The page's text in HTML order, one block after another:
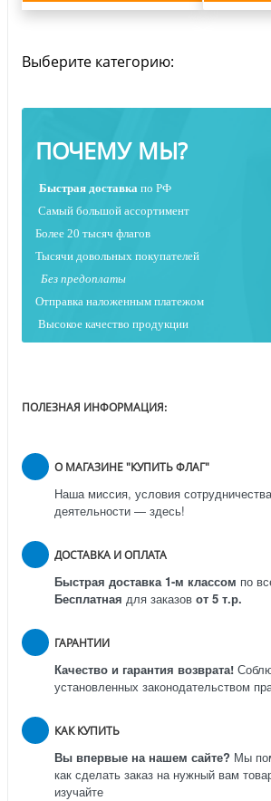
Выберите категорию:
ПОЧЕМУ МЫ?
Быстрая доставка по РФ
Самый большой ассортимент
Более 20 тысяч флагов
Тысячи довольных покупателей
Без предоплаты
Отправка наложенным платежом
Высокое качество продукции
ПОЛЕЗНАЯ ИНФОРМАЦИЯ:
О МАГАЗИНЕ "КУПИТЬ ФЛАГ"
Наша миссия, условия
деятельности — здесь!
ДОСТАВКА И ОПЛАТА
Быстрая доставка 1-м классом по
Бесплатная для заказов от 5 т.р.
ГАРАНТИИ
Качество и гарантия возврата!
установленных законодательством
КАК КУПИТЬ
Вы впервые на нашем сайте? Мы
как сделать заказ на нужный вам
изучайте